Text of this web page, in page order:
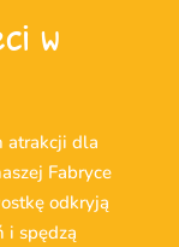
w
atrakcji dla
Fabryce
odkryją
i spędzą